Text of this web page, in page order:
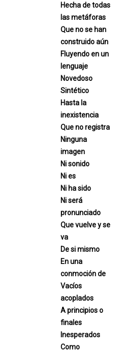
Hecha de todas
las metáforas
Que no se han
construido aún
Fluyendo en un
lenguaje
Novedoso
Sintético
Hasta la
inexistencia
Que no registra
Ninguna
imagen
Ni sonido
Ni es
Ni ha sido
Ni será
pronunciado
Que vuelve y se
va
De si mismo
En una
conmoción de
Vacíos
acoplados
A principios o
finales
Inesperados
Como